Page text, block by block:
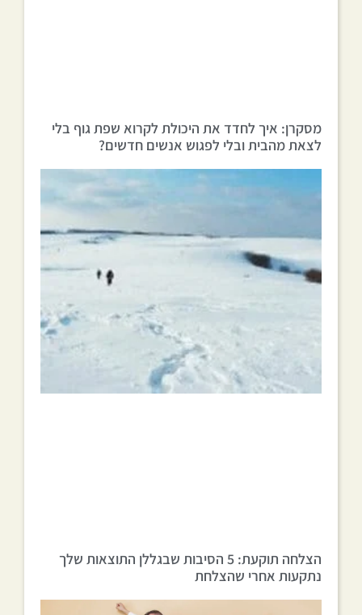
מסקרן: איך לחדד את היכולת לקרוא שפת גוף בלי
לצאת מהבית ובלי לפגוש אנשים חדשים?
הצלחה תוקעת: 5 הסיבות שבגללן התוצאות שלך
נתקעות אחרי שהצלחת